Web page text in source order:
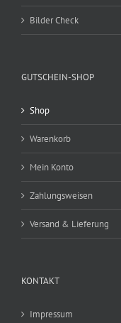
Bilder Check
GUTSCHEIN-SHOP
Shop
Warenkorb
Mein Konto
Zahlungsweisen
Versand & Lieferung
KONTAKT
Impressum